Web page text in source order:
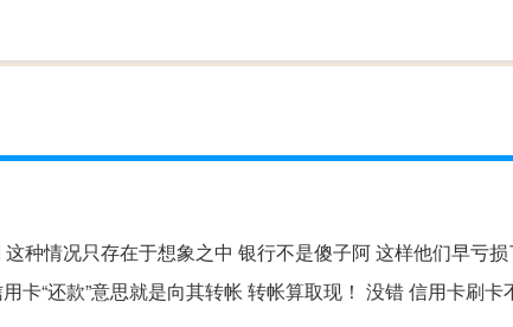
种情况只存在于想象之中 银行不是傻子阿 这样他们早亏
卡“还款”意思就是向其转帐 转帐算取现！ 没错 信用卡刷卡